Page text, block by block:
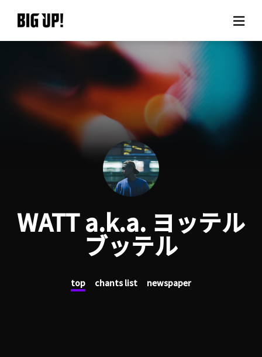
About BIG UP!
News
Rate plan
support
Usage flow
Questions
WATT a.k.a. ヨッテル
ブッテル
top chants list newspaper